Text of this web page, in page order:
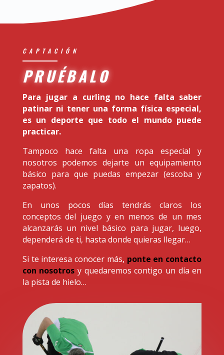
CAPTACIÓN
PRUÉBALO
Para jugar a curling no hace falta saber
patinar ni tener una forma física especial,
es un deporte que todo el mundo puede
practicar.
Tampoco hace falta una ropa especial y
nosotros podemos dejarte un equipamiento
básico para que puedas empezar (escoba y
zapatos).
En unos pocos días tendrás claros los
conceptos del juego y en menos de un mes
alcanzarás un nivel básico para jugar, luego,
dependerá de ti, hasta donde quieras llegar…
Si te interesa conocer más, ponte en contacto
con nosotrosy quedaremos contigo un día en
la pista de hielo…